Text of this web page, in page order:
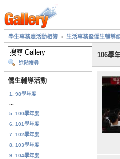
學生事務處活動相簿 生活事務暨僑生輔導組
進階搜尋
僑生輔導活動
1. 98學年度
5. 100學年度
6. 101學年度
7. 102學年度
8. 103學年度
9. 104學年度
106學